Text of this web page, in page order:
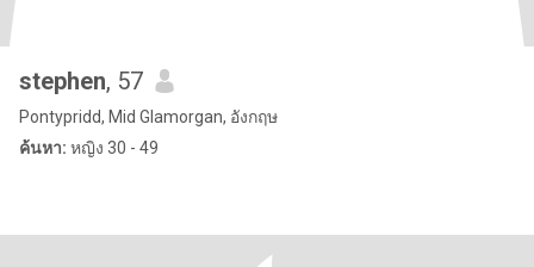
stephen, 57
Pontypridd, Mid Glamorgan, อังกฤษ
ค้นหา: หญิง 30 - 49